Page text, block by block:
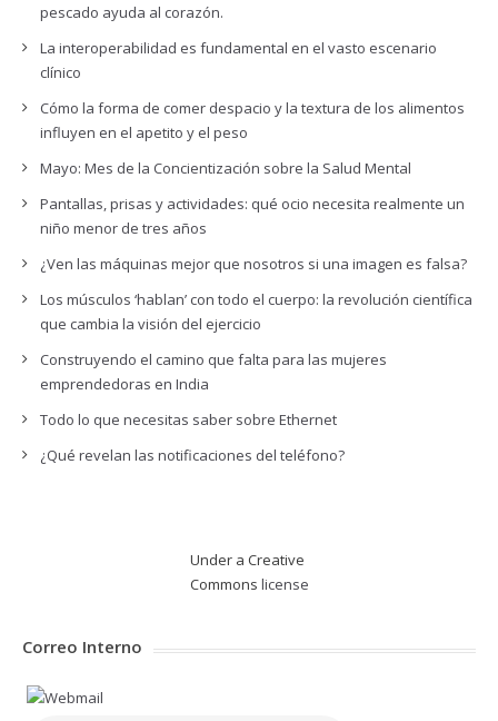
pescado ayuda al corazón.
La interoperabilidad es fundamental en el vasto escenario
clínico
Cómo la forma de comer despacio y la textura de los alimentos
influyen en el apetito y el peso
Mayo: Mes de la Concientización sobre la Salud Mental
Pantallas, prisas y actividades: qué ocio necesita realmente un
niño menor de tres años
¿Ven las máquinas mejor que nosotros si una imagen es falsa?
Los músculos ‘hablan’ con todo el cuerpo: la revolución científica
que cambia la visión del ejercicio
Construyendo el camino que falta para las mujeres
emprendedoras en India
Todo lo que necesitas saber sobre Ethernet
¿Qué revelan las notificaciones del teléfono?
Under a Creative
Commons license
Correo Interno